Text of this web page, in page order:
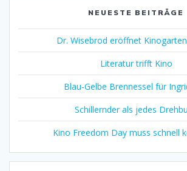
NEUESTE BEITRÄGE
Dr. Wisebrod eröffnet
Literatur trifft Kino
Blau-Gelbe Brennessel für
Schillernder als jedes
Kino Freedom Day muss schnell